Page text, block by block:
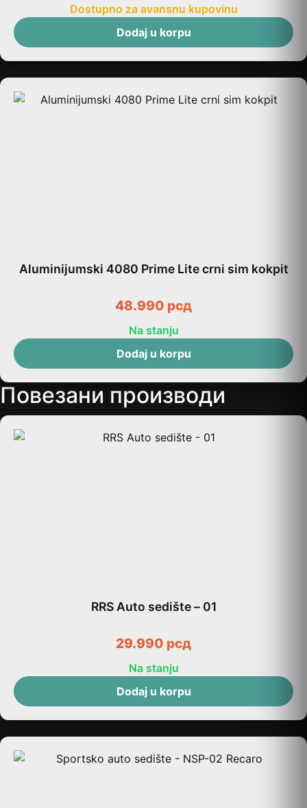
Dostupno za avansnu kupovinu
Dodaj u korpu
Aluminijumski 4080 Prime Lite crni sim kokpit
48.990 рсд
Na stanju
Dodaj u korpu
Повезани производи
RRS Auto sedište – 01
29.990 рсд
Na stanju
Dodaj u korpu